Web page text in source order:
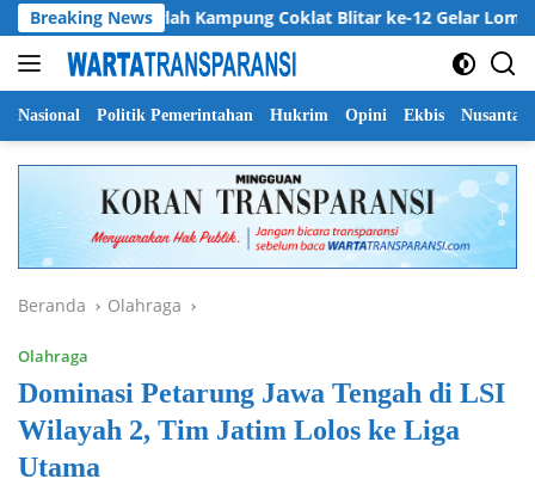
Langsung
ke
konten
Breaking News
Harlah Kampung Coklat Blitar ke-12 Gelar Lomba
Nasional Politik Pemerintahan Hukrim Opini Ekbis Nusantara
Beranda Olahraga
Olahraga
Dominasi Petarung Jawa Tengah di LSI
Wilayah 2, Tim Jatim Lolos ke Liga
Utama